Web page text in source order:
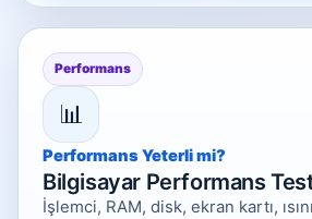
Performans
📊
Performans Yeterli mi?
Bilgisayar Performans
İşlemci, RAM, disk, ekran kartı,